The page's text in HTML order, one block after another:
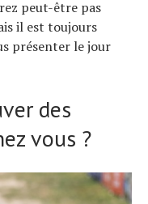
peut-être pas
il est toujours
présenter le jour
des
vous ?